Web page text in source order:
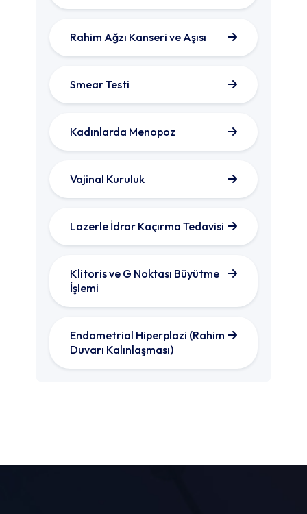
Rahim Ağzı Kanseri ve Aşısı
Smear Testi
Kadınlarda Menopoz
Vajinal Kuruluk
Lazerle İdrar Kaçırma Tedavisi
Klitoris ve G Noktası Büyütme
İşlemi
Endometrial Hiperplazi (Rahim
Duvarı Kalınlaşması)